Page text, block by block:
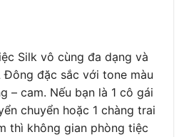
Silk vô cùng đa dạng và
Đông đặc sắc với tone màu
– cam. Nếu bạn là 1 cô gái
chuyển hoặc 1 chàng trai
thì không gian phòng tiệc